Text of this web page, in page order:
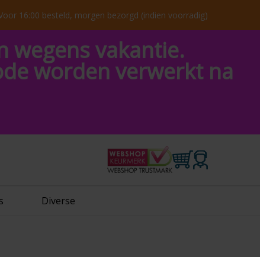
16:00 besteld, morgen bezorgd (indien voorradig)
wegens vakantie.
worden verwerkt na
Diverse